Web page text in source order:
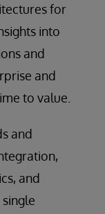
for
into
and
and
to value.
and
and